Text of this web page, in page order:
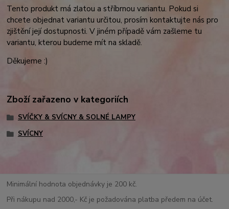
Tento produkt má zlatou a stříbrnou variantu. Pokud si
chcete objednat variantu určitou, prosím kontaktujte nás pro
zjištění její dostupnosti. V jiném případě vám zašleme tu
variantu, kterou budeme mít na skladě.
Děkujeme :)
Zboží zařazeno v kategoriích
SVÍČKY & SVÍCNY & SOLNÉ LAMPY
SVÍCNY
Minimální hodnota objednávky je 200 kč.
Při nákupu nad 2000,- Kč je požadována platba předem na účet.